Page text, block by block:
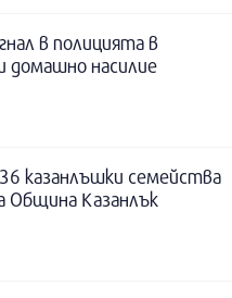
в полицията в
домашно насилие
казанлъшки семейства
Община Казанлък